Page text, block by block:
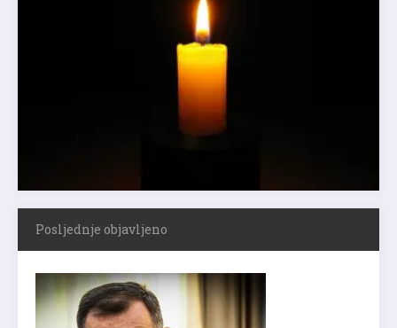
Posljednje objavljeno